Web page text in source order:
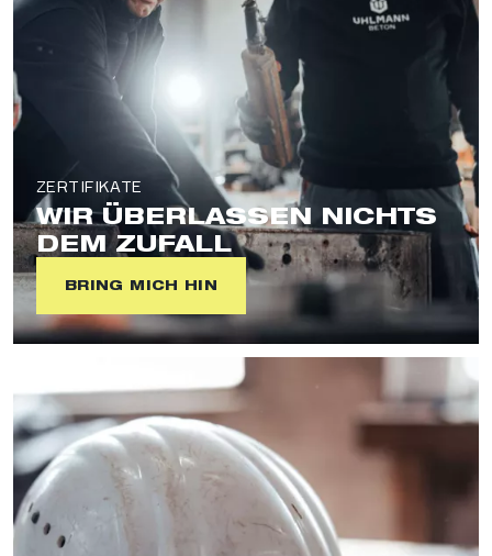
WIR ÜBERLASSEN NICHTS
DEM ZUFALL
ZERTIFIKATE
BRING MICH HIN